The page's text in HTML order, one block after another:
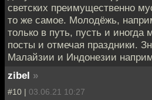
светских преимущественно
то же самое. Молодёжь,
только в путь, пусть и иногда
посты и отмечая праздники.
Малайзии и Индонезии
zibel »
#10 | 03.06.21 10:27